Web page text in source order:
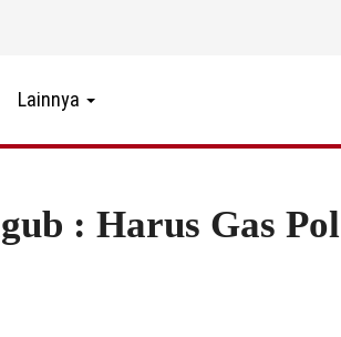
Lainnya
: Harus Gas Pol